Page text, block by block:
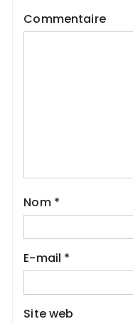
Commentaire
Nom *
E-mail *
Site web